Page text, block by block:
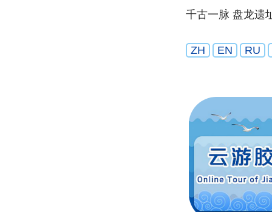
千古一脉 盘龙遗
ZH EN RU